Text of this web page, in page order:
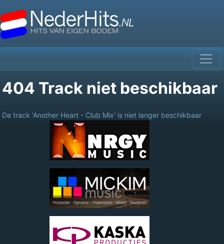
404 Track niet beschikbaar
De track 'Another Heart - Club Mix' is niet langer beschikbaar